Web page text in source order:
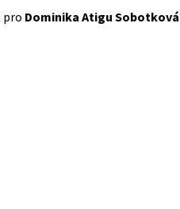
pro Dominika Atigu Sobotková